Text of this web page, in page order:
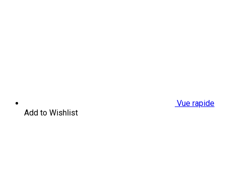
Vue rapide
Add to Wishlist